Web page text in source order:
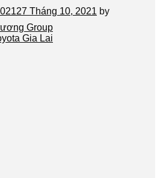
Group
Gia Lai
27 Tháng 10, 2021 by